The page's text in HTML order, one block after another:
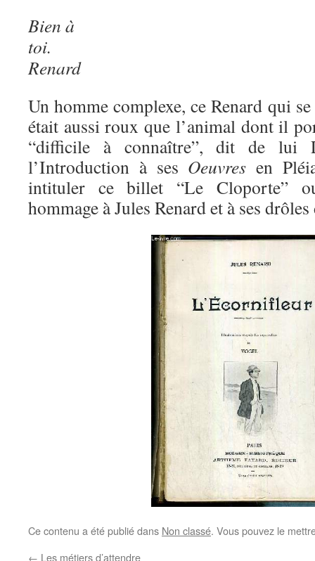
Bien à
Renard
Un homme complexe, ce Renard qui
était aussi roux que l’animal dont il
“difficile à connaître”, dit de lui
l’Introduction à ses Oeuvres en
intituler ce billet “Le Cloporte”
hommage à Jules Renard et à ses
Ce contenu a été publié dans Non classé. Vous pouvez le
← Les métiers d’attendre